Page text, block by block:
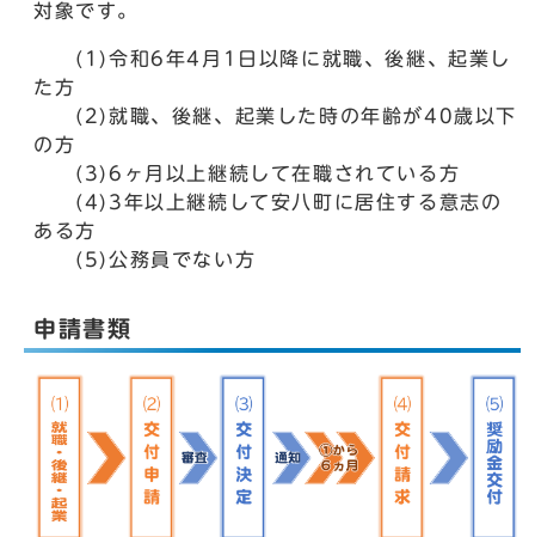
対象です。
(1)令和6年4月1日以降に就職、後継、起業し
た方
(2)就職、後継、起業した時の年齢が40歳以下
の方
(3)6ヶ月以上継続して在職されている方
(4)3年以上継続して安八町に居住する意志の
ある方
(5)公務員でない方
申請書類